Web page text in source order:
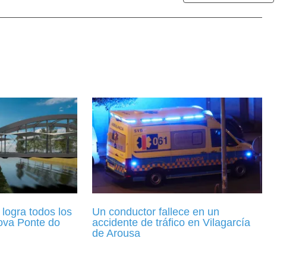
todos los
Ponte do
Un conductor fallece en un
accidente de tráfico en Vilagarcía
de Arousa